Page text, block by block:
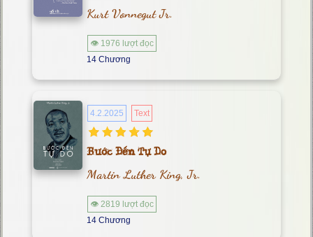
Kurt Vonnegut Jr.
👁 1976 lượt đọc
14 Chương
4.2.2025 Text
Bước Đến Tự Do
Martin Luther King, Jr.
👁 2819 lượt đọc
14 Chương